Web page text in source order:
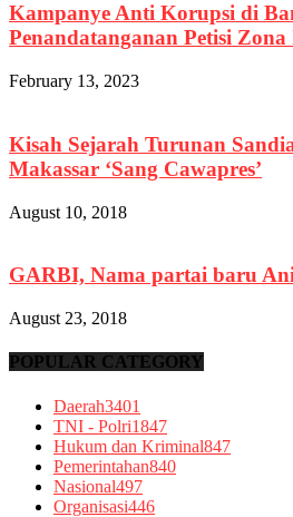
Kampanye Anti Korupsi di
Penandatanganan Petisi
February 13, 2023
Kisah Sejarah Turunan
Makassar ‘Sang Cawapres’
August 10, 2018
GARBI, Nama partai baru
August 23, 2018
POPULAR CATEGORY
Daerah3401
TNI - Polri1847
Hukum dan Kriminal847
Pemerintahan840
Nasional497
Organisasi446